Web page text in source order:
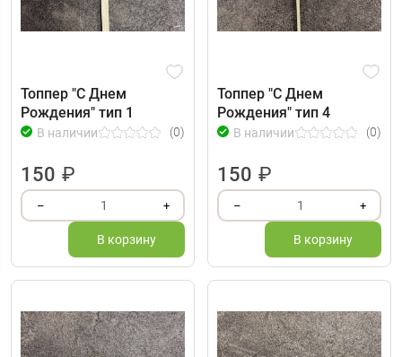
Топпер "С Днем
Рождения" тип 1
В наличии (0)
150 ₽
– 1 +
В корзину
Топпер "С Днем
Рождения" тип 4
В наличии (0)
150 ₽
– 1 +
В корзину